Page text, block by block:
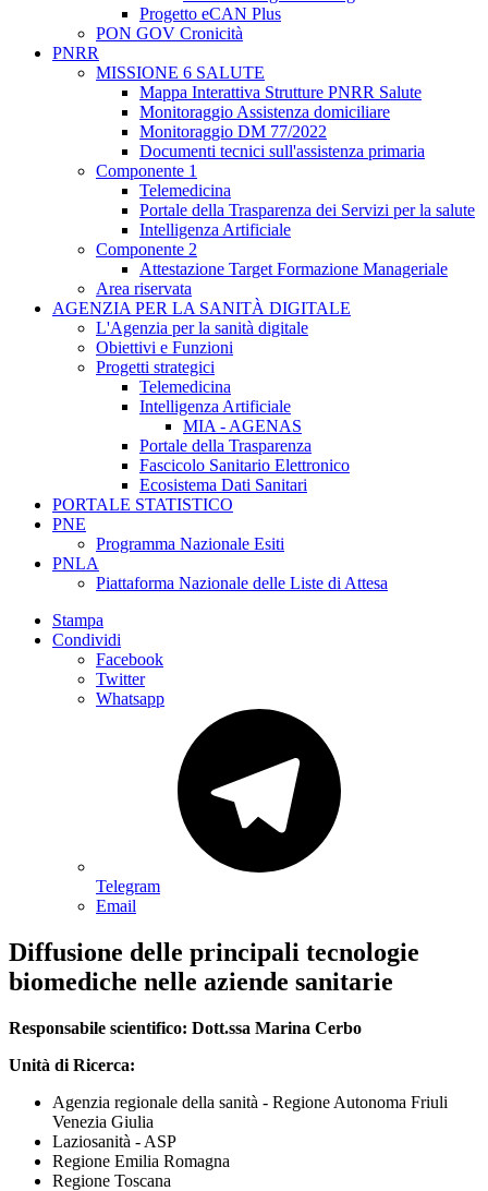
Progetto eCAN Plus
PON GOV Cronicità
PNRR
MISSIONE 6 SALUTE
Mappa Interattiva Strutture PNRR Salute
Monitoraggio Assistenza domiciliare
Monitoraggio DM 77/2022
Documenti tecnici sull'assistenza primaria
Componente 1
Telemedicina
Portale della Trasparenza dei Servizi per la salute
Intelligenza Artificiale
Componente 2
Attestazione Target Formazione Manageriale
Area riservata
AGENZIA PER LA SANITÀ DIGITALE
L'Agenzia per la sanità digitale
Obiettivi e Funzioni
Progetti strategici
Telemedicina
Intelligenza Artificiale
MIA - AGENAS
Portale della Trasparenza
Fascicolo Sanitario Elettronico
Ecosistema Dati Sanitari
PORTALE STATISTICO
PNE
Programma Nazionale Esiti
PNLA
Piattaforma Nazionale delle Liste di Attesa
Stampa
Condividi
Facebook
Twitter
Whatsapp
Telegram
Email
Diffusione delle principali tecnologie
biomediche nelle aziende sanitarie
Responsabile scientifico: Dott.ssa Marina Cerbo
Unità di Ricerca:
Agenzia regionale della sanità - Regione Autonoma Friuli
Venezia Giulia
Laziosanità - ASP
Regione Emilia Romagna
Regione Toscana